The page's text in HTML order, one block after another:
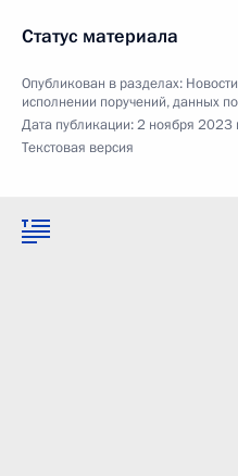
Статус материала
Опубликован в разделах:
исполнении поручений, данных
Дата публикации:2 ноября 2023
Текстовая версия